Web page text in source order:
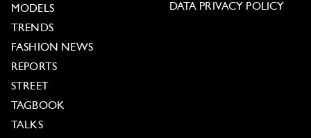
MODELS
TRENDS
FASHION NEWS
REPORTS
STREET
TAGBOOK
TALKS
DATA PRIVACY POLICY